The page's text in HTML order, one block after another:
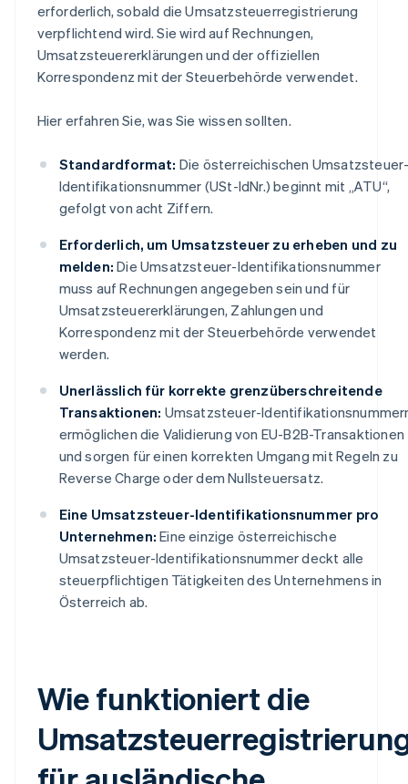
erforderlich, sobald die Umsatzsteuerregistrierung
verpflichtend wird. Sie wird auf Rechnungen,
Umsatzsteuererklärungen und der offiziellen
Korrespondenz mit der Steuerbehörde verwendet.
Hier erfahren Sie, was Sie wissen sollten.
Standardformat: Die österreichischen
Identifikationsnummer (USt-IdNr.) beginnt mit „ATU“,
gefolgt von acht Ziffern.
Erforderlich, um Umsatzsteuer zu erheben und zu
melden: Die Umsatzsteuer-Identifikationsnummer
muss auf Rechnungen angegeben sein und für
Umsatzsteuererklärungen, Zahlungen und
Korrespondenz mit der Steuerbehörde verwendet
werden.
Unerlässlich für korrekte grenzüberschreitende
Transaktionen: Umsatzsteuer-
ermöglichen die Validierung von EU-B2B-Transaktionen
und sorgen für einen korrekten Umgang mit Regeln zu
Reverse Charge oder dem Nullsteuersatz.
Eine Umsatzsteuer-Identifikationsnummer pro
Unternehmen: Eine einzige österreichische
Umsatzsteuer-Identifikationsnummer deckt alle
steuerpflichtigen Tätigkeiten des Unternehmens in
Österreich ab.
Wie funktioniert die